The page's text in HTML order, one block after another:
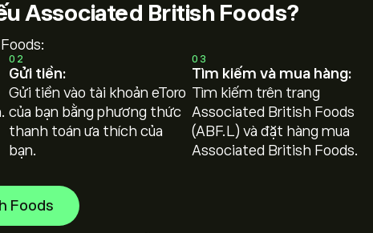
Associated British Foods?
02
Gửi tiền:
Gửi tiền vào tài khoản eToro
của bạn bằng phương thức
thanh toán ưa thích của
bạn.
03
Tìm kiếm và mua hàng:
Tìm kiếm trên trang
Associated British Foods
(ABF.L) và đặt hàng mua
Associated British Foods.
Foods